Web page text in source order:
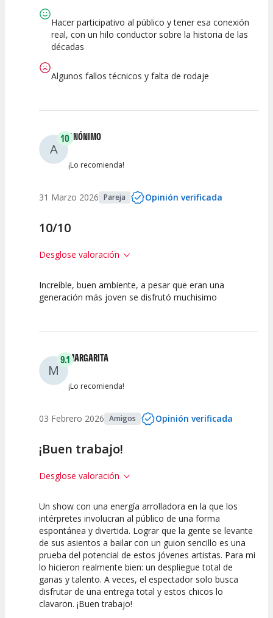
Hacer participativo al público y tener esa conexión
real, con un hilo conductor sobre la historia de las
décadas
Algunos fallos técnicos y falta de rodaje
A
10ANÓNIMO
¡Lo recomienda!
31 Marzo 2026 Pareja Opinión verificada
10/10
Desglose valoración
10 10 10
Increíble, buen ambiente, a pesar que eran una
generación más joven se disfrutó muchisimo
M
9.1MARGARITA
¡Lo recomienda!
03 Febrero 2026 Amigos Opinión verificada
¡Buen trabajo!
Desglose valoración
10
Calidad del
Espectáculo
7.5
Puesta en
Escena
10
Interpretación
artística
Un show con una energía arrolladora en la que los
intérpretes involucran al público de una forma
espontánea y divertida. Lograr que la gente se levante
de sus asientos a bailar con un guion sencillo es una
prueba del potencial de estos jóvenes artistas. Para mi
lo hicieron realmente bien: un despliegue total de
ganas y talento. A veces, el espectador solo busca
disfrutar de una entrega total y estos chicos lo
clavaron. ¡Buen trabajo!